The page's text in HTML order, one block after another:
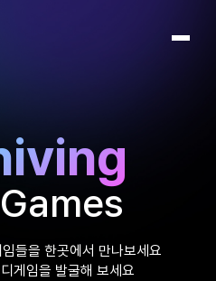
들을 한곳에서 만나보세요
게임을 발굴해 보세요